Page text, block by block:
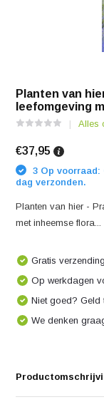
Planten van
leefomgeving
Alles
€37,95
3 Op
dag verzonden.
Planten van hier -
met inheemse flora...
Gratis
Op werkdagen
Niet goed? Geld
We denken